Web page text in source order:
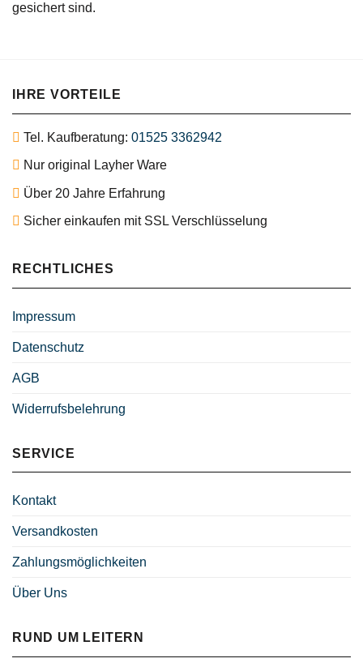
gesichert sind.
IHRE VORTEILE
Tel. Kaufberatung: 01525 3362942
Nur original Layher Ware
Über 20 Jahre Erfahrung
Sicher einkaufen mit SSL Verschlüsselung
RECHTLICHES
Impressum
Datenschutz
AGB
Widerrufsbelehrung
SERVICE
Kontakt
Versandkosten
Zahlungsmöglichkeiten
Über Uns
RUND UM LEITERN